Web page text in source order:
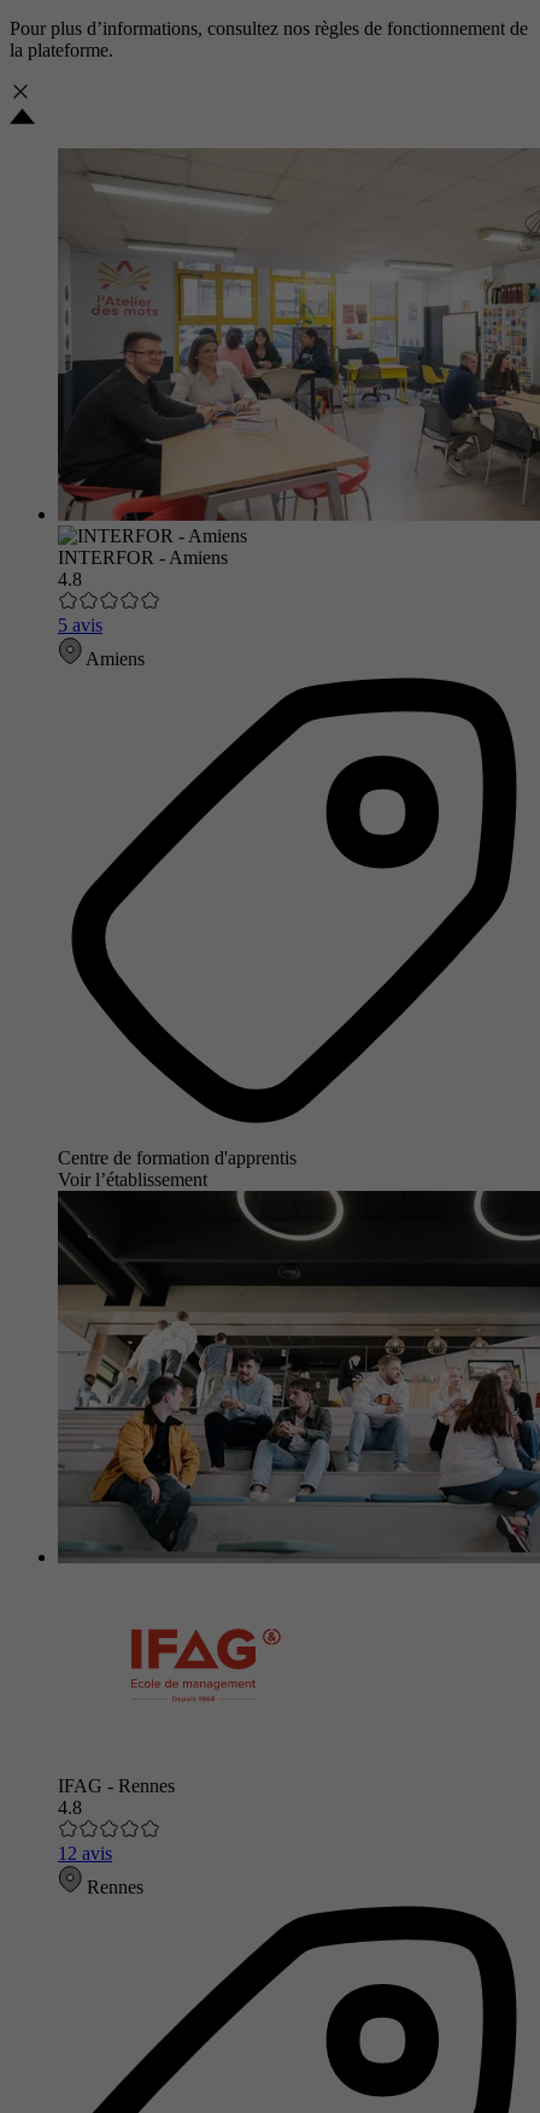
Pour plus d’informations, consultez nos règles de fonctionnement de
la plateforme.
INTERFOR - Amiens
4.8
5 avis
Amiens
Centre de formation d'apprentis
Voir l’établissement
IFAG - Rennes
4.8
12 avis
Rennes